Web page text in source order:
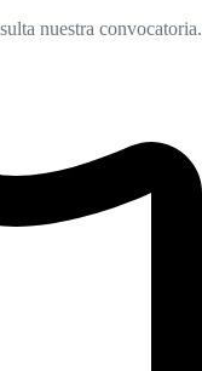
nuestra convocatoria.